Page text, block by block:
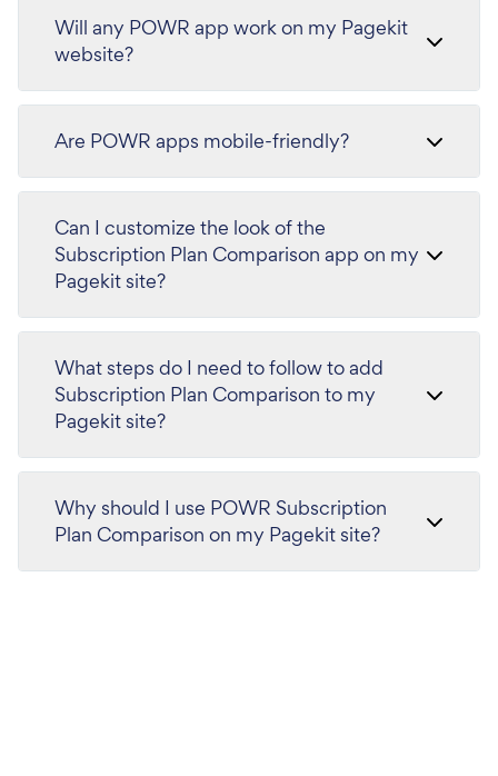
Will any POWR app work on my Pagekit
website?
Are POWR apps mobile-friendly?
Can I customize the look of the
Subscription Plan Comparison app on my
Pagekit site?
What steps do I need to follow to add
Subscription Plan Comparison to my
Pagekit site?
Why should I use POWR Subscription
Plan Comparison on my Pagekit site?